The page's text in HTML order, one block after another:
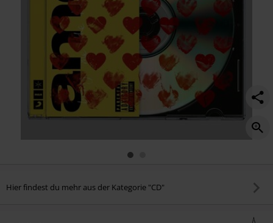
Hier findest du mehr aus der Kategorie "CD"